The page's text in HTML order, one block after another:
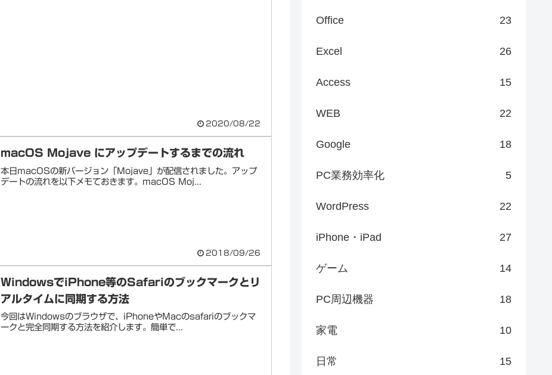
2020/08/22
macOS Mojave にアップデートするまでの流れ
本日macOSの新バージョン「Mojave」が配信されました。アップ
デートの流れを以下メモておきます。macOS Moj...
2018/09/26
WindowsでiPhone等のSafariのブックマークとリ
アルタイムに同期する方法
今回はWindowsのブラウザで、iPhoneやMacのsafariのブックマ
ークと完全同期する方法を紹介します。簡単で...
Office 23
Excel 26
Access 15
WEB 22
Google 18
PC業務効率化 5
WordPress 22
iPhone・iPad 27
ゲーム 14
PC周辺機器 18
家電 10
日常 15